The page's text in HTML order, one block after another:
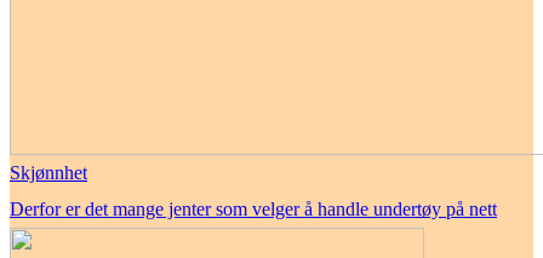
Skjønnhet
Derfor er det mange jenter som velger å handle undertøy på nett